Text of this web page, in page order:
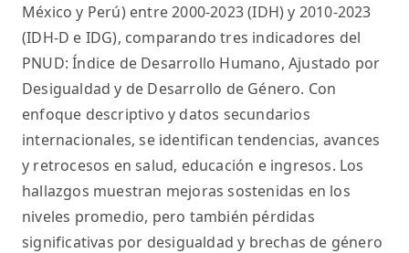
México y Perú) entre 2000-2023 (IDH) y 2010-2023
(IDH-D e IDG), comparando tres indicadores del
PNUD: Índice de Desarrollo Humano, Ajustado por
Desigualdad y de Desarrollo de Género. Con
enfoque descriptivo y datos secundarios
internacionales, se identifican tendencias, avances
y retrocesos en salud, educación e ingresos. Los
hallazgos muestran mejoras sostenidas en los
niveles promedio, pero también pérdidas
significativas por desigualdad y brechas de género